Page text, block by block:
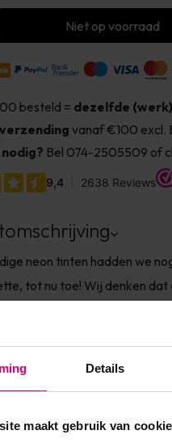
Details
maakt gebruik van
Niet op voorraad
besteld = dezelfde
vanaf €100 excl.
Bel 074-2505509 of
neon tinten hadden we
tot nu toe! Wij denken dat
de zomer gaan worden. Ze
als jouw klanten hun